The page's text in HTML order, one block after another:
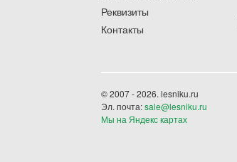
Реквизиты
Контакты
© 2007 - 2026. lesniku.ru
Эл. почта:sale@lesniku.ru
Мы на Яндекс картах